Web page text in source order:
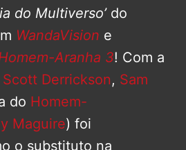
do Multiverso’do
WandaVision e
Aranha 3! Com a
Scott Derrickson, Sam
do Homem-
Maguire) foi
o substituto na